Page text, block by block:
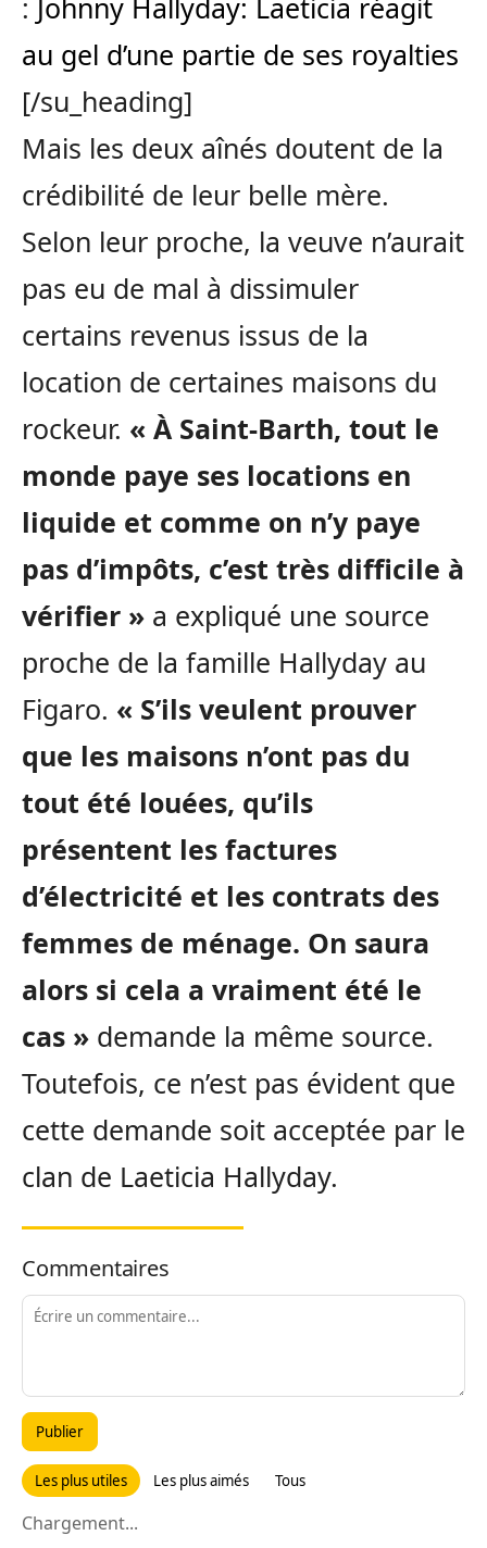
: Johnny Hallyday: Laeticia réagit
au gel d’une partie de ses royalties
[/su_heading]
Mais les deux aînés doutent de la
crédibilité de leur belle mère.
Selon leur proche, la veuve n’aurait
pas eu de mal à dissimuler
certains revenus issus de la
location de certaines maisons du
rockeur. « À Saint-Barth, tout le
monde paye ses locations en
liquide et comme on n’y paye
pas d’impôts, c’est très difficile à
vérifier » a expliqué une source
proche de la famille Hallyday au
Figaro. « S’ils veulent prouver
que les maisons n’ont pas du
tout été louées, qu’ils
présentent les factures
d’électricité et les contrats des
femmes de ménage. On saura
alors si cela a vraiment été le
cas » demande la même source.
Toutefois, ce n’est pas évident que
cette demande soit acceptée par le
clan de Laeticia Hallyday.
Commentaires
Publier
Les plus utiles Les plus aimés Tous
Chargement...